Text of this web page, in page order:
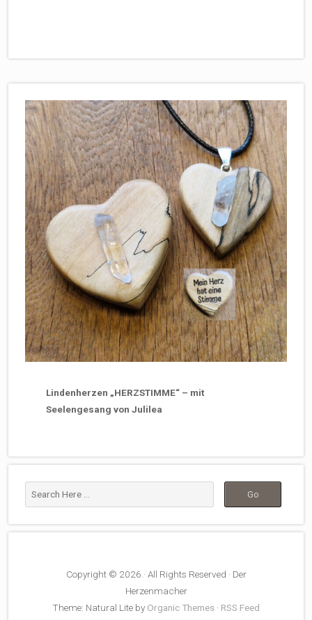
Lindenherzen „HERZSTIMME“ – mit
Seelengesang von Julilea
Copyright © 2026 · All Rights Reserved · Der
Herzenmacher
Theme: Natural Lite by Organic Themes · RSS Feed